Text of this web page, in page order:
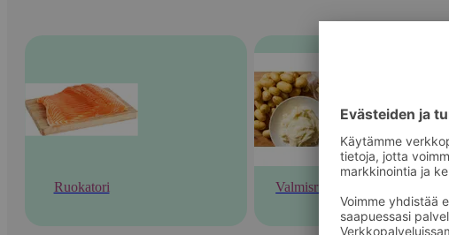
Ruokatori Valmisruoka